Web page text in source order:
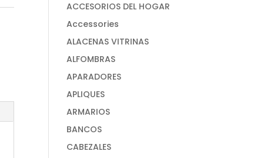
ACCESORIOS DEL HOGAR
Accessories
ALACENAS VITRINAS
ALFOMBRAS
APARADORES
APLIQUES
ARMARIOS
BANCOS
CABEZALES